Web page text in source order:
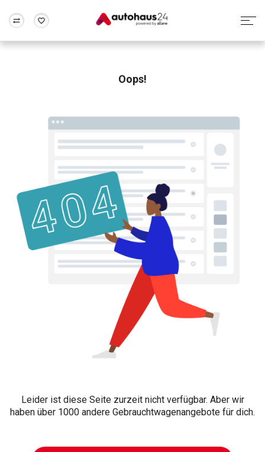
Rund um die Inzahlungnahme
Oops!
Leider ist diese Seite zurzeit nicht verfügbar. Aber wir
haben über 1000 andere Gebrauchtwagenangebote für dich.